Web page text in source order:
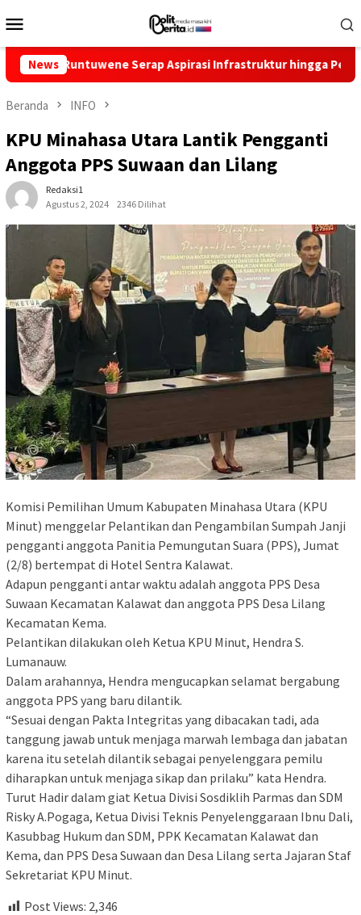
ke
Mobile
NewsSerap Aspirasi Infrastruktur hingga Pemberdayaan
Beranda INFO
KPU Minahasa Utara Lantik Pengganti
Anggota PPS Suwaan dan Lilang
Redaksi1
Agustus 2, 2024
2346 Dilihat
Komisi Pemilihan Umum Kabupaten Minahasa Utara (KPU
Minut) menggelar Pelantikan dan Pengambilan Sumpah Janji
pengganti anggota Panitia Pemungutan Suara (PPS), Jumat
(2/8) bertempat di Hotel Sentra Kalawat.
Adapun pengganti antar waktu adalah anggota PPS Desa
Suwaan Kecamatan Kalawat dan anggota PPS Desa Lilang
Kecamatan Kema.
Pelantikan dilakukan oleh Ketua KPU Minut, Hendra S.
Lumanauw.
Dalam arahannya, Hendra mengucapkan selamat bergabung
anggota PPS yang baru dilantik.
“Sesuai dengan Pakta Integritas yang dibacakan tadi, ada
tanggung jawab untuk menjaga marwah lembaga dan jabatan
karena itu setelah dilantik sebagai penyelenggara pemilu
diharapkan untuk menjaga sikap dan prilaku” kata Hendra.
Turut Hadir dalam giat Ketua Divisi Sosdiklih Parmas dan SDM
Risky A.Pogaga, Ketua Divisi Teknis Penyelenggaraan Ibnu Dali,
Kasubbag Hukum dan SDM, PPK Kecamatan Kalawat dan
Kema, dan PPS Desa Suwaan dan Desa Lilang serta Jajaran Staf
Sekretariat KPU Minut.
Post Views: 2,346